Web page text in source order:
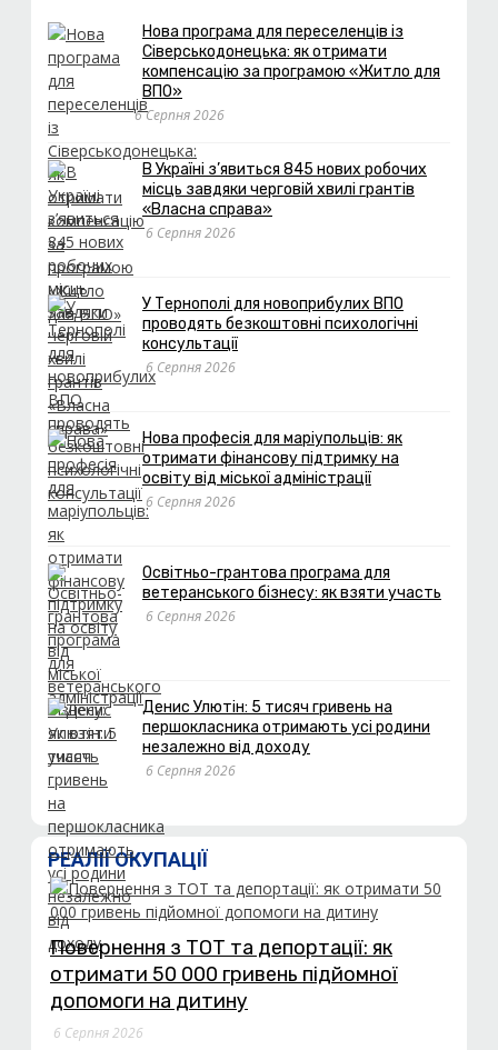
Нова програма для переселенців із
Сіверськодонецька: як отримати
компенсацію за програмою «Житло для
ВПО»
6 Серпня 2026
В Україні з’явиться 845 нових робочих
місць завдяки черговій хвилі грантів
«Власна справа»
6 Серпня 2026
У Тернополі для новоприбулих ВПО
проводять безкоштовні психологічні
консультації
6 Серпня 2026
Нова професія для маріупольців: як
отримати фінансову підтримку на
освіту від міської адміністрації
6 Серпня 2026
Освітньо-грантова програма для
ветеранського бізнесу: як взяти участь
6 Серпня 2026
Денис Улютін: 5 тисяч гривень на
першокласника отримають усі родини
незалежно від доходу
6 Серпня 2026
РЕАЛІЇ ОКУПАЦІЇ
Повернення з ТОТ та депортації: як
отримати 50 000 гривень підйомної
допомоги на дитину
6 Серпня 2026